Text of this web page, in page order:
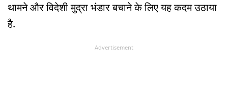
थामने और विदेशी मुद्रा भंडार बचाने के लिए यह कदम उठाया
है.
Advertisement